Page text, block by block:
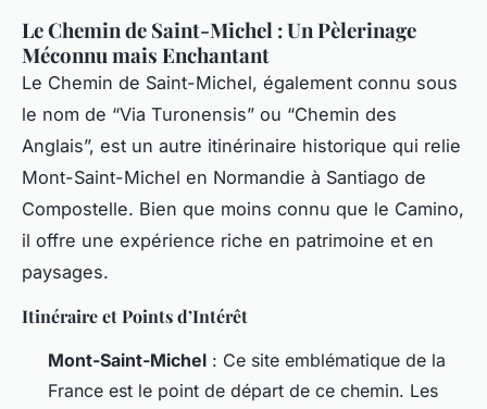
Le Chemin de Saint-Michel : Un Pèlerinage
Méconnu mais Enchantant
Le Chemin de Saint-Michel, également connu sous
le nom de “Via Turonensis” ou “Chemin des
Anglais”, est un autre itinérinaire historique qui relie
Mont-Saint-Michel en Normandie à Santiago de
Compostelle. Bien que moins connu que le Camino,
il offre une expérience riche en patrimoine et en
paysages.
Itinéraire et Points d’Intérêt
Mont-Saint-Michel : Ce site emblématique de la
France est le point de départ de ce chemin. Les